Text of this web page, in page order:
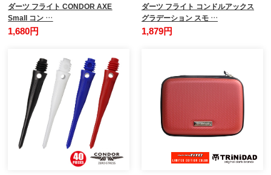
ダーツ フライト CONDOR AXE
Small コン …
1,680円
ダーツ フライト コンドルアックス
グラデーション スモ …
1,879円